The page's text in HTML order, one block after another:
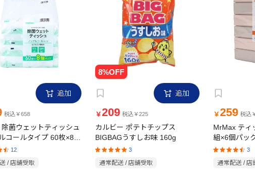
追加
税込￥658
菌ウェットティッシュ
コールタイプ 60枚×8個
12
/ 店舗受取
追加
￥ 209 税込￥225
カルビー ポテトチップス
BIGBAGうすしお味 160g
3
通常配送 / 店舗受取
￥ 259 税込
MrMax ティ
組×6個パッ
3
通常配送 / 店